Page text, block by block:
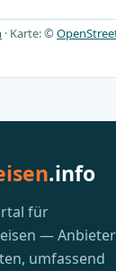
· Karte: ©
.info
für
— Anbieter
umfassend